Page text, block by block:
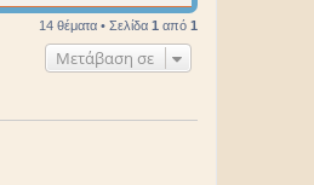
14 θέματα • Σελίδα 1 από 1
Μετάβαση σε